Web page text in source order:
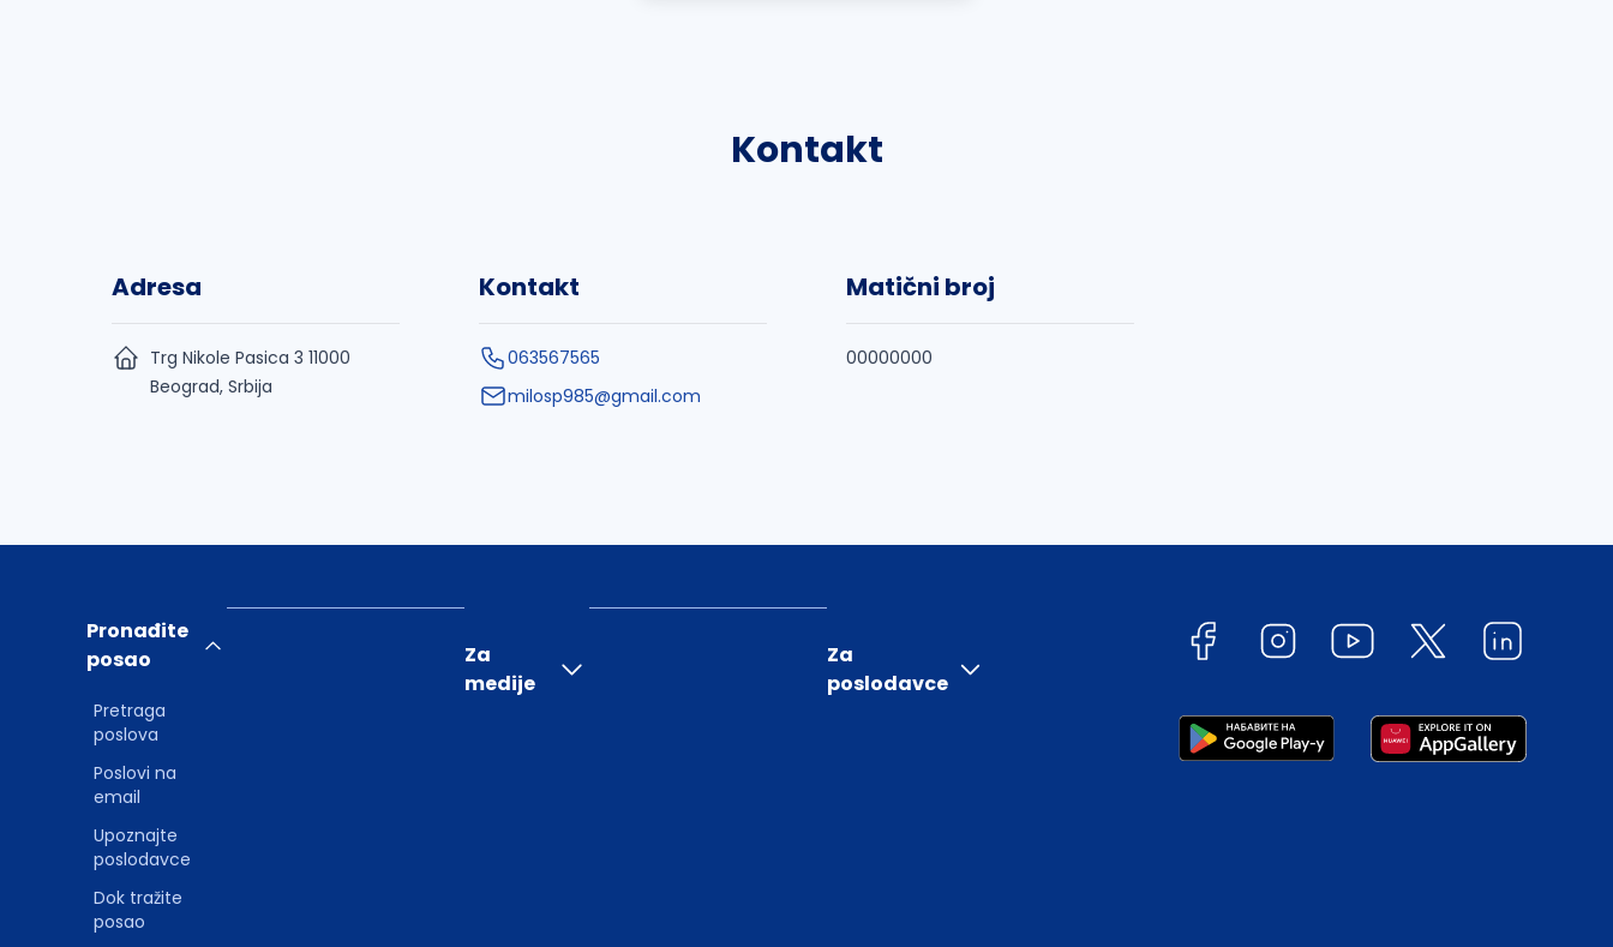
Kontakt
Adresa
Trg Nikole Pasica 3 11000
Beograd, Srbija
Kontakt
063567565
milosp985@gmail.com
Matični broj
00000000
Pronađite
posao
Pretraga
poslova
Poslovi na
email
Upoznajte
poslodavce
Dok tražite
posao
Za
medije
Za
poslodavce